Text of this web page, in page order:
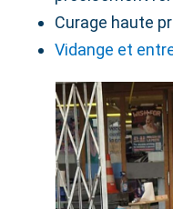
Curage haute
Vidange et